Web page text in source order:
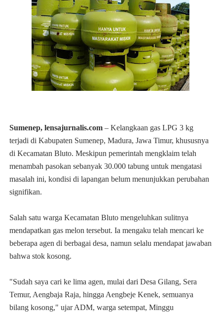
Sumenep, lensajurnalis.com– Kelangkaan gas LPG 3 kg
terjadi di Kabupaten Sumenep, Madura, Jawa Timur, khususnya
di Kecamatan Bluto. Meskipun pemerintah mengklaim telah
menambah pasokan sebanyak 30.000 tabung untuk mengatasi
masalah ini, kondisi di lapangan belum menunjukkan perubahan
signifikan.
Salah satu warga Kecamatan Bluto mengeluhkan sulitnya
mendapatkan gas melon tersebut. Ia mengaku telah mencari ke
beberapa agen di berbagai desa, namun selalu mendapat jawaban
bahwa stok kosong.
"Sudah saya cari ke lima agen, mulai dari Desa Gilang, Sera
Temur, Aengbaja Raja, hingga Aengbeje Kenek, semuanya
bilang kosong," ujar ADM, warga setempat, Minggu